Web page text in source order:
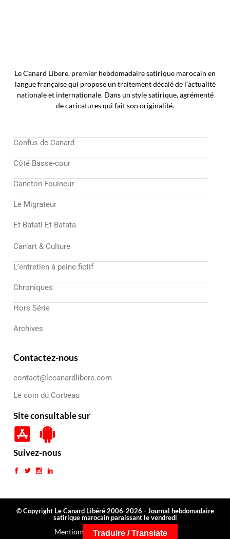
Le Canard Libere, premier hebdomadaire satirique marocain en
langue française qui propose un traitement décalé de l’actualité
nationale et internationale. Dans un style satirique, agrémenté
de caricatures qui fait son originalité.
Confus de Canard
Côté Basse-cour
Caneton Fouineur
Le Migrateur
Et Batati Et Batata
Can’art & Culture
L’entretien à peine fictif
Chroniques
Hors Série
Archives
Contactez-nous
contact@lecanardlibere.com
Le coin du Corbeau
Site consultable sur
Suivez-nous
© Copyright Le Canard Libéré 2006-2026 - Journal hebdomadaire
satirique marocain paraissant le vendredi
Mentions légalesConditions générales
Traduire / Translate